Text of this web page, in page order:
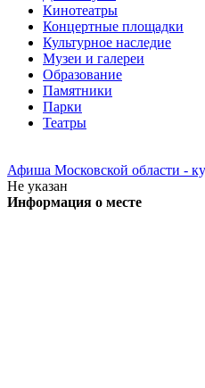
Кинотеатры
Концертные площадки
Культурное наследие
Музеи и галереи
Образование
Памятники
Парки
Театры
Афиша Московской области -
Не указан
Информация о месте